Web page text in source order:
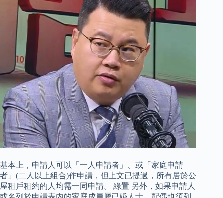
基本上，申請人可以「一人申請者」、或「家庭申請
者」(二人以上組合)作申請，但上文已提過，所有居於公
屋租戶租約的人均需一同申請。 綠置 另外，如果申請人
或名列於申請表內的家庭成員屬已婚人士，配偶也須列